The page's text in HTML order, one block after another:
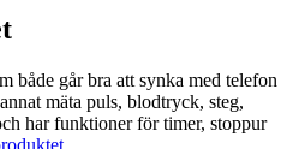
både går bra att synka med telefon
mäta puls, blodtryck, steg,
har funktioner för timer, stoppur